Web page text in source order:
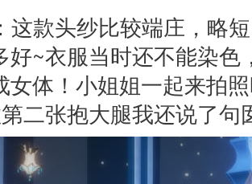
这款头纱比较端庄，略
好~衣服当时还不能染色
女体！小姐姐一起来拍
二张抱大腿我还说了句